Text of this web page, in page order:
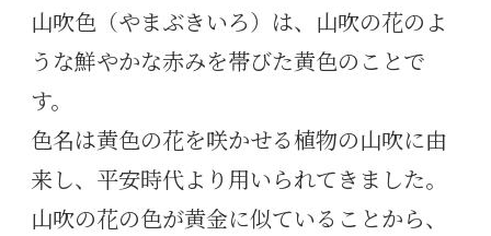
山吹色（やまぶきいろ）は、山吹の花のよ
うな鮮やかな赤みを帯びた黄色のことで
す。
色名は黄色の花を咲かせる植物の山吹に由
来し、平安時代より用いられてきました。
山吹の花の色が黄金に似ていることから、